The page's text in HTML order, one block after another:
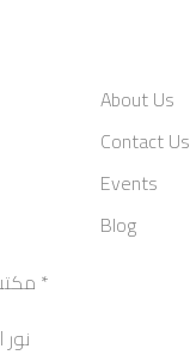
About Us
Contact Us
Events
Blog
مكتب وكيل الإمارات العربية المتحدة *